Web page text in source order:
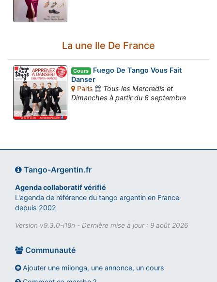
La une Ile De France
Cours Fuego De Tango Vous Fait
Danser
Paris
Tous les Mercredis et
Dimanches à partir du 6 septembre
Tango-Argentin.fr
Agenda collaboratif vérifié
L'agenda de référence du tango argentin en France
depuis 2002
Version v9.3.0-i18n - Dernière mise à jour : 9 août 2026
Communauté
Ajouter une milonga, une annonce, un cours